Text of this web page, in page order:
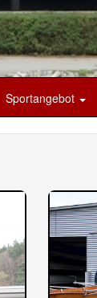
Sportangebot